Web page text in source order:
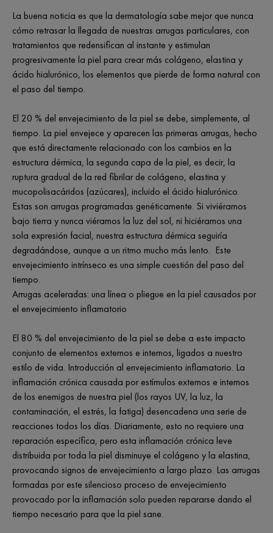
La buena noticia es que la dermatología sabe mejor que nunca
cómo retrasar la llegada de nuestras arrugas particulares, con
tratamientos que redensifican al instante y estimulan
progresivamente la piel para crear más colágeno, elastina y
ácido hialurónico, los elementos que pierde de forma natural con
el paso del tiempo.
El 20 % del envejecimiento de la piel se debe, simplemente, al
tiempo. La piel envejece y aparecen las primeras arrugas, hecho
que está directamente relacionado con los cambios en la
estructura dérmica, la segunda capa de la piel, es decir, la
ruptura gradual de la red fibrilar de colágeno, elastina y
mucopolisacáridos (azúcares), incluido el ácido hialurónico.
Estas son arrugas programadas genéticamente. Si viviéramos
bajo tierra y nunca viéramos la luz del sol, ni hiciéramos una
sola expresión facial, nuestra estructura dérmica seguiría
degradándose, aunque a un ritmo mucho más lento. Este
envejecimiento intrínseco es una simple cuestión del paso del
tiempo.
Arrugas aceleradas: una línea o pliegue en la piel causados por
el envejecimiento inflamatorio
El 80 % del envejecimiento de la piel se debe a este impacto
conjunto de elementos externos e internos, ligados a nuestro
estilo de vida. Introducción al envejecimiento inflamatorio. La
inflamación crónica causada por estímulos externos e internos
de los enemigos de nuestra piel (los rayos UV, la luz, la
contaminación, el estrés, la fatiga) desencadena una serie de
reacciones todos los días. Diariamente, esto no requiere una
reparación específica, pero esta inflamación crónica leve
distribuida por toda la piel disminuye el colágeno y la elastina,
provocando signos de envejecimiento a largo plazo. Las arrugas
formadas por este silencioso proceso de envejecimiento
provocado por la inflamación solo pueden repararse dando el
tiempo necesario para que la piel sane.